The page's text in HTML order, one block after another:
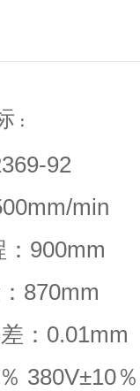
：
92
min
900mm
870mm
：0.01mm
380V±10％